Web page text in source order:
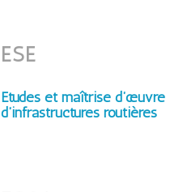
ESE
Etudes et maîtrise d’œuvre
d’infrastructures routières